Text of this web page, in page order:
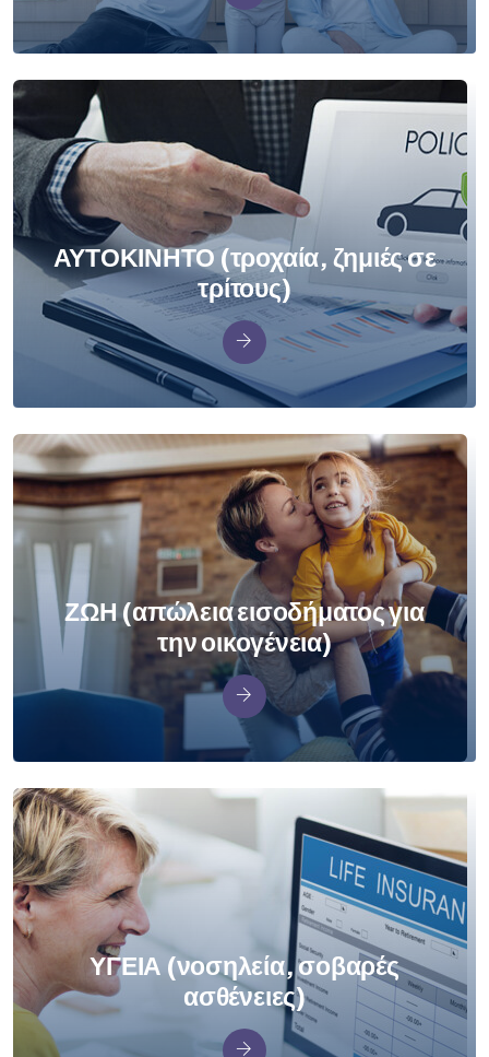
ΑΥΤΟΚΙΝΗΤΟ (τροχαία, ζημιές σε
τρίτους)
ΖΩΗ (απώλεια εισοδήματος για
την οικογένεια)
ΥΓΕΙΑ (νοσηλεία, σοβαρές
ασθένειες)